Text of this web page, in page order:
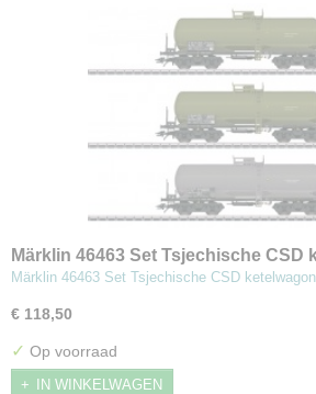
Märklin 46463 Set Tsjechische CSD
Märklin 46463 Set Tsjechische CSD
€ 118,50
✓ Op voorraad
IN WINKELWAGEN